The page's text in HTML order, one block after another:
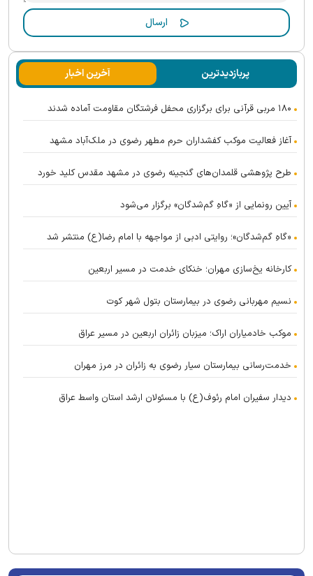
پربازدیدترین آخرین اخبار
۱۸۰ مربی قرآنی برای برگزاری محفل فرشتگان مقاومت آماده شدند
آغاز فعالیت موکب کفشداران حرم مطهر رضوی در ملک‌آباد مشهد
طرح پژوهشی قلمدان‌های گنجینه رضوی در مشهد مقدس کلید خورد
آیین رونمایی از «گاهِ گم‌شدگان» برگزار می‌شود
«گاهِ گم‌شدگان»؛ روایتی ادبی از مواجهه با امام رضا(ع) منتشر شد
کارخانه یخ‌سازی مهران؛ خنکای خدمت در مسیر اربعین
نسیم مهربانی رضوی در بیمارستان بتول شهر کوت
موکب خادمیاران اراک؛ میزبان زائران اربعین در مسیر عراق
خدمت‌رسانی بیمارستان سیار رضوی به زائران در مرز مهران
دیدار سفیران امام رئوف(ع) با مسئولان ارشد استان واسط عراق